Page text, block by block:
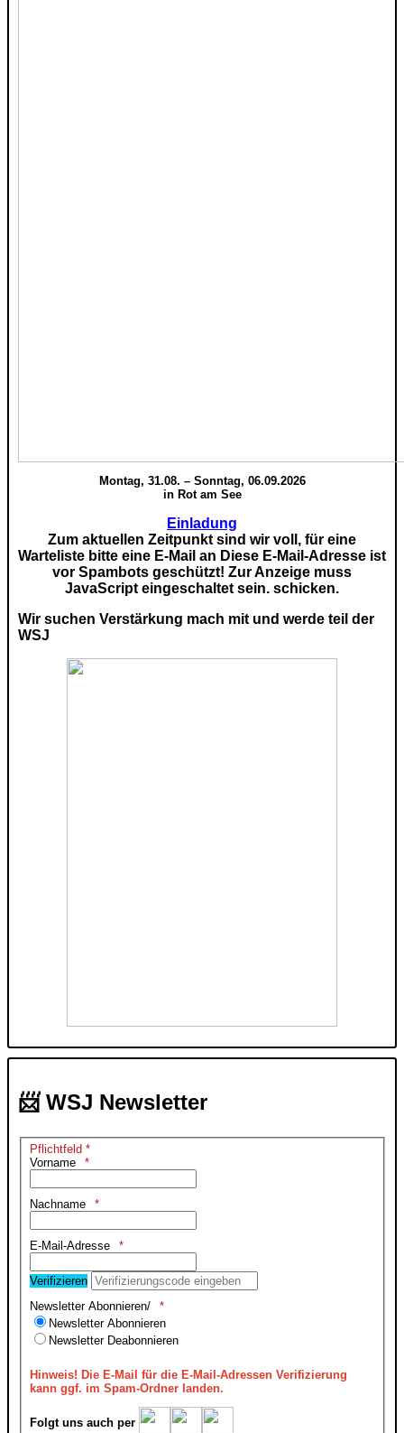
Montag, 31.08. – Sonntag, 06.09.2026
in Rot am See
Einladung
Zum aktuellen Zeitpunkt sind wir voll, für eine
Warteliste bitte eine E-Mail an Diese E-Mail-Adresse ist
vor Spambots geschützt! Zur Anzeige muss
JavaScript eingeschaltet sein. schicken.
Wir suchen Verstärkung mach mit und werde teil der
WSJ
📨 WSJ Newsletter
Pflichtfeld *
Vorname
Nachname
E-Mail-Adresse
Verifizieren
Newsletter Abonnieren/
Newsletter Abonnieren
Newsletter Deabonnieren
Hinweis! Die E-Mail für die E-Mail-Adressen Verifizierung
kann ggf. im Spam-Ordner landen.
Folgt uns auch per